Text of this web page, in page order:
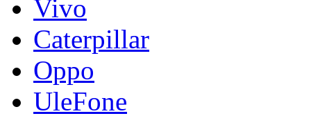
Vivo
Caterpillar
Oppo
UleFone